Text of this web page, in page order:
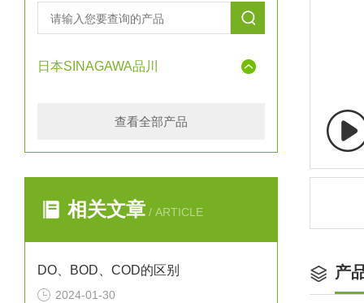
日本SINAGAWA品川
查看全部产品
相关文章 / ARTICLE
DO、BOD、COD的区别
2024-01-30
产